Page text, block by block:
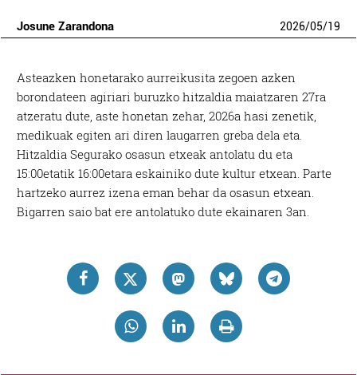
Josune Zarandona 2026/05/19
Asteazken honetarako aurreikusita zegoen azken
borondateen agiriari buruzko hitzaldia maiatzaren 27ra
atzeratu dute, aste honetan zehar, 2026a hasi zenetik,
medikuak egiten ari diren laugarren greba dela eta.
Hitzaldia Segurako osasun etxeak antolatu du eta
15:00etatik 16:00etara eskainiko dute kultur etxean. Parte
hartzeko aurrez izena eman behar da osasun etxean.
Bigarren saio bat ere antolatuko dute ekainaren 3an.